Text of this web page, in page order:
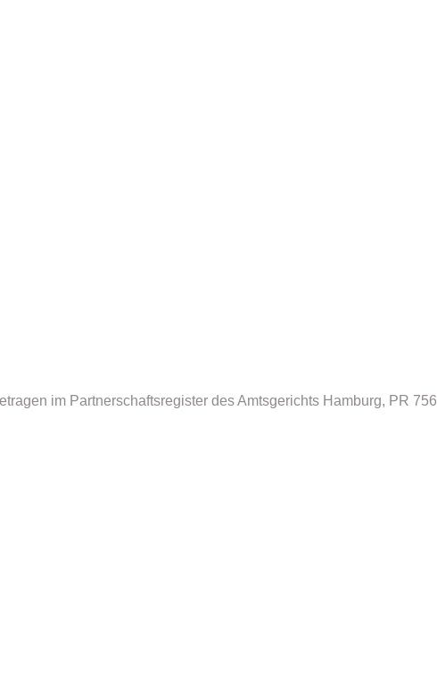
im Partnerschaftsregister des Amtsgerichts Hamburg, PR 756